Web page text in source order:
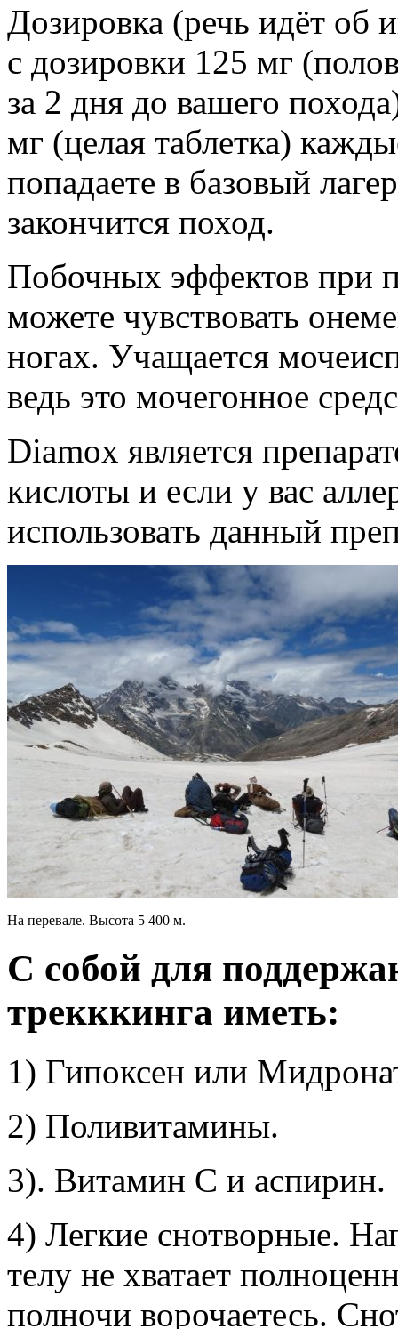
Дозировка (речь идёт об
с дозировки 125 мг
за 2 дня до вашего
мг (целая таблетка)
попадаете в базовый
закончится поход.
Побочных эффектов при
можете чувствовать
ногах. Учащается
ведь это мочегонное
Diamox является
кислоты и если у вас
использовать данный
На перевале. Высота 5 400 м.
С собой для
трекккинга иметь:
1) Гипоксен или
2) Поливитамины.
3). Витамин С и аспирин.
4) Легкие снотворные.
телу не хватает
полночи ворочаетесь.